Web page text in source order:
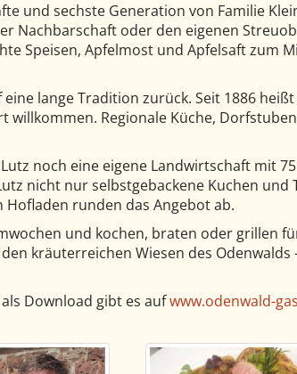
und sechste Generation von Familie
Nachbarschaft oder den eigenen
Speisen, Apfelmost und Apfelsaft zum
eine lange Tradition zurück. Seit 1886
willkommen. Regionale Küche,
noch eine eigene Landwirtschaft mit
nicht nur selbstgebackene Kuchen und
runden das Angebot ab.
und kochen, braten oder grillen
kräuterreichen Wiesen des Odenwalds
Download gibt es aufwww.odenwald-